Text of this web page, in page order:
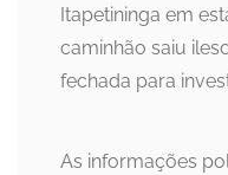
Itapetininga em
caminhão saiu
fechada para
As informações